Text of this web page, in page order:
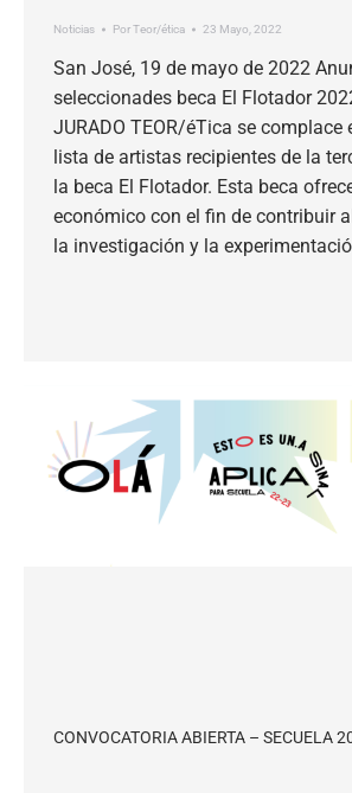
Noticias PorTeor/ética 23 Mayo, 2022
San José, 19 de mayo de 2022
seleccionades beca El Flotador
JURADO TEOR/éTica se complace
lista de artistas recipientes de la
la beca El Flotador. Esta beca
económico con el fin de contribuir
la investigación y la
CONVOCATORIA ABIERTA – SECUELA